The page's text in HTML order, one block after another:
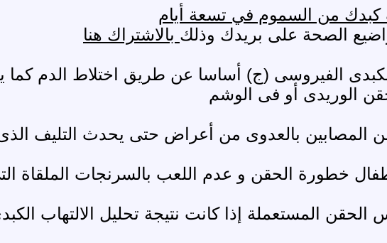
كبدك من السموم في تسعة أيام
الصحة على بريدك وذلك بالاشتراك هنا
الكبدى الفيروسى (ج) أساسا عن طريق اختلاط الدم كما
الوريدى أو فى الوشم